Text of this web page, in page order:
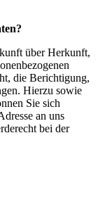
über Herkunft,
die Berichtigung,
Hierzu sowie
Sie sich
an uns
bei der